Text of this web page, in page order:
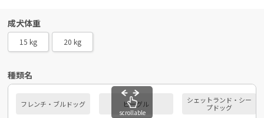
成犬体重
15 kg 20 kg
種類名
フレンチ・ブルドッグ ビーグル
シェットランド・シー
プドッグ
scrollable